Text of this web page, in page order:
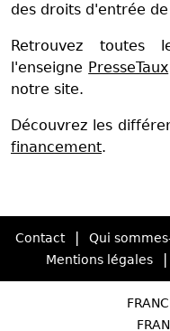
des droits d'entrée
Retrouvez toutes
l'enseigne PresseTaux
notre site.
Découvrez les
financement.
Contact Qui
Mentions légales